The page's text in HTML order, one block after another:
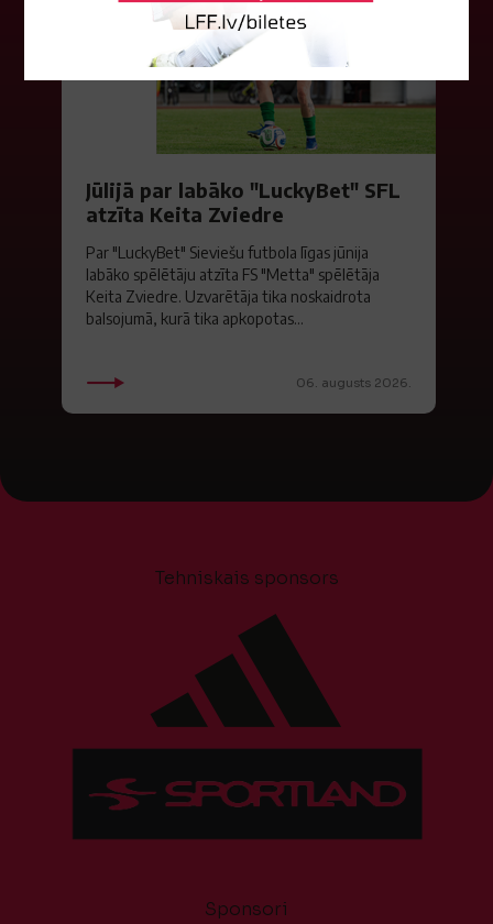
Jūlijā par labāko "LuckyBet" SFL
atzīta Keita Zviedre
Par "LuckyBet" Sieviešu futbola līgas jūnija
labāko spēlētāju atzīta FS "Metta" spēlētāja
Keita Zviedre. Uzvarētāja tika noskaidrota
balsojumā, kurā tika apkopotas...
06. augusts 2026.
Tehniskais sponsors
Sponsori